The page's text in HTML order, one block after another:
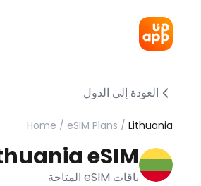
العودة إلى الدول
Home / eSIM Plans / Lithuania
eSIM
باقات eSIM المتاحة